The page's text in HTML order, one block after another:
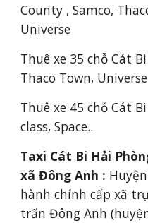
County , Samco,
Universe
Thuê xe 35 chỗ Cát
Thaco Town, Universe
Thuê xe 45 chỗ Cát
class, Space..
Taxi Cát Bi Hải
xã Đông Anh :
hành chính cấp xã
trấn Đông Anh